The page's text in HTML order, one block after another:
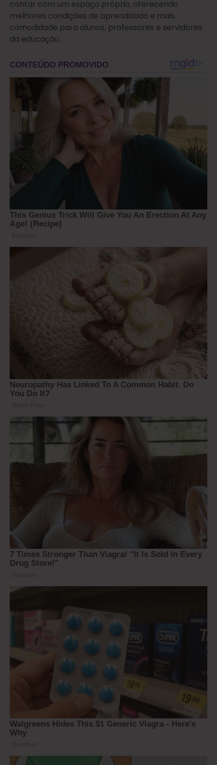
contar com um espaço próprio, oferecendo
melhores condições de aprendizado e mais
comodidade para alunos, professores e servidores
da educação.